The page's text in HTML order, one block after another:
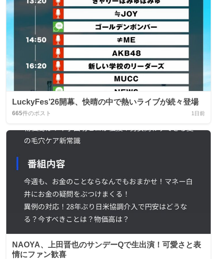
LuckyFes’26開幕、快晴の中で熱いライブが続々登場
665件のポスト 1日前
NAOYA、上田晋也のサンデーQで生出演！可愛さと表
情にファン歓喜